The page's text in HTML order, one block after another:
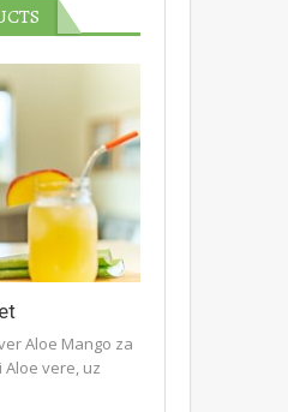
Aloe Mango za
vere, uz